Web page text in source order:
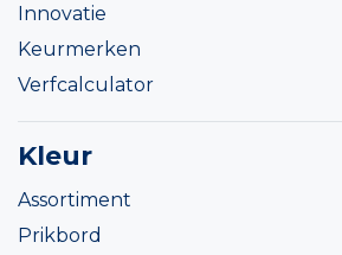
Innovatie
Keurmerken
Verfcalculator
Kleur
Assortiment
Prikbord